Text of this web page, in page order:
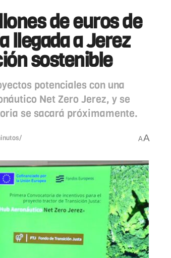
de euros de
llegada a Jerez
sostenible
potenciales con una
Net Zero Jerez, y se
se sacará próximamente.
AA